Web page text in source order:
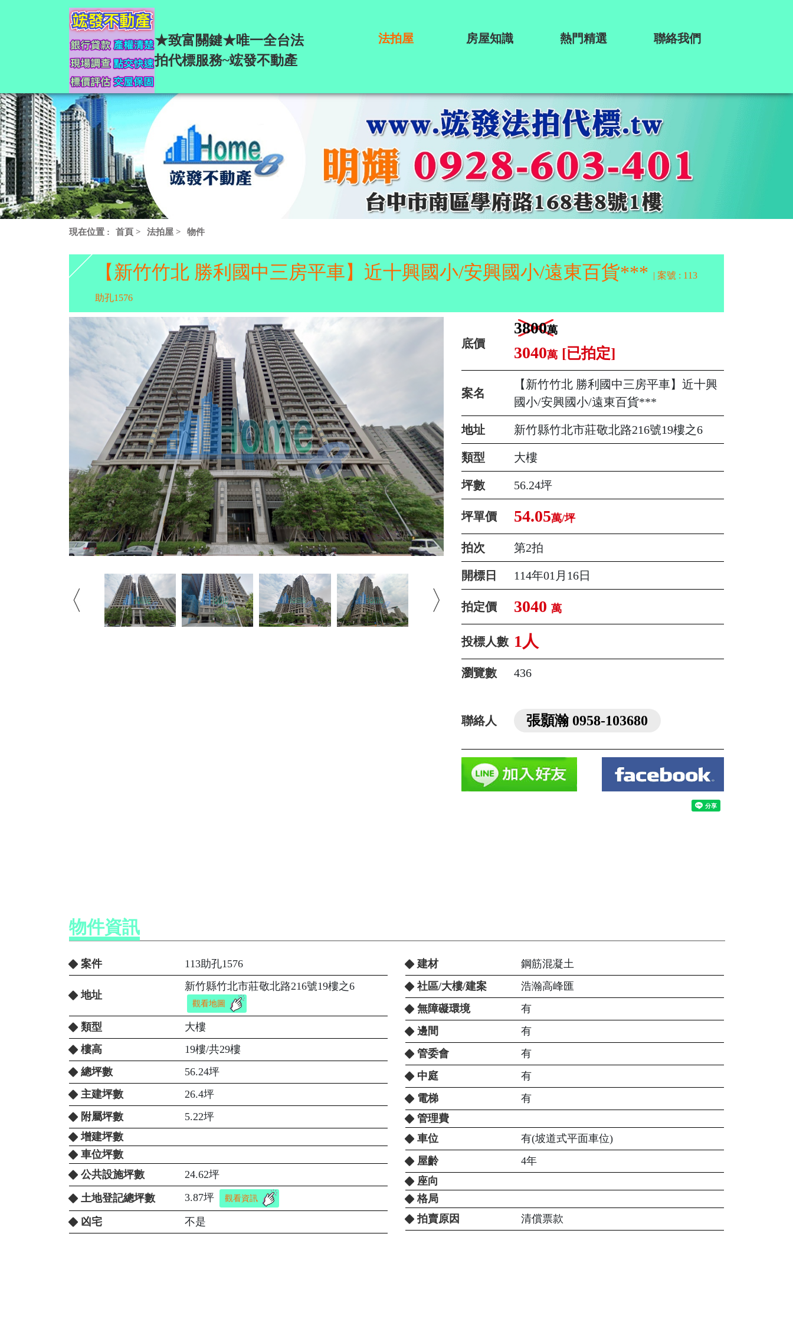
★致富關鍵★唯一全台法
拍代標服務~竤發不動產
法拍屋 房屋知識 熱門精選 聯絡我們
現在位置 : 首頁 > 法拍屋 > 物件
【新竹竹北 勝利國中三房平車】近十興國小/安興國小/遠東百貨*** | 案號 : 113
助孔1576
底價
3800萬
3040萬 [已拍定]
案名
【新竹竹北 勝利國中三房平車】近十興
國小/安興國小/遠東百貨***
地址 新竹縣竹北市莊敬北路216號19樓之6
類型 大樓
坪數 56.24坪
坪單價 54.05萬/坪
拍次 第2拍
開標日 114年01月16日
拍定價 3040 萬
投標人數 1人
瀏覽數 436
聯絡人 張顥瀚 0958-103680
物件資訊
案件 113助孔1576
地址
新竹縣竹北市莊敬北路216號19樓之6
觀看地圖
類型
大樓
樓高
19樓/共29樓
總坪數
56.24坪
主建坪數
26.4坪
附屬坪數
5.22坪
增建坪數
車位坪數
公共設施坪數
24.62坪
土地登記總坪數
3.87坪 觀看資訊
凶宅 不是
建材
鋼筋混凝土
社區/大樓/建案
浩瀚高峰匯
無障礙環境
有
邊間
有
管委會
有
中庭
有
電梯
有
管理費
車位
有(坡道式平面車位)
屋齡
4年
座向
格局
拍賣原因
清償票款